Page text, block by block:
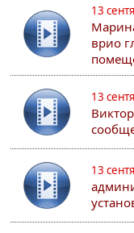
13
врио
13
13